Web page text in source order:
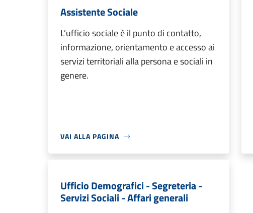
Assistente Sociale
L’ufficio sociale è il punto di contatto,
informazione, orientamento e accesso ai
servizi territoriali alla persona e sociali in
genere.
VAI ALLA PAGINA
Ufficio Demografici - Segreteria -
Servizi Sociali - Affari generali